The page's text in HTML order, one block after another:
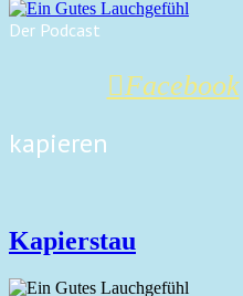
Der Podcast
Facebook
kapieren
Kapierstau